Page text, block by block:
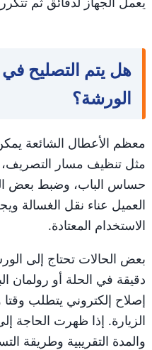
هل يتم التصليح
الورشة؟
معظم الأعطال الشائعة
مثل تنظيف مسار التصريف،
حساس الباب، وضبط بعض
العميل عناء نقل الغسالة
الاستخدام المعتادة.
بعض الحالات تحتاج إلى
دقيقة في الحلة أو رولمان
إصلاح إلكتروني يتطلب
الزيارة. إذا ظهرت الحاجة
والمدة التقريبية وطريقة